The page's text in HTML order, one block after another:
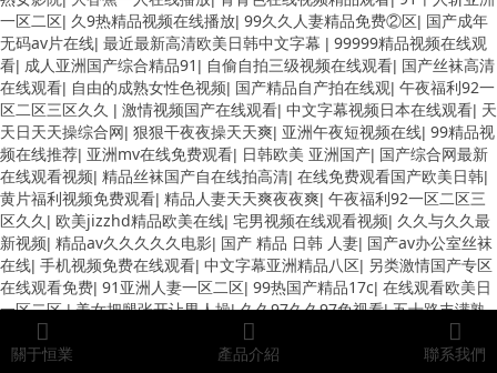
關于恒業 產品介紹 聯系我們
一区二区| 久9热精品视频在线播放| 99久久人妻精品免费②区| 国产成年
无码av片在线| 最近最新高清欧美日韩中文字幕 | 99999精品视频在线观
看| 成人亚洲国产综合精品91 | 自偷自拍三级视频在线观看| 国产丝袜高清
在线观看| 自由的成熟女性色视频| 国产精品自产拍在线观| 午夜福利92一
区二区三区久久 | 激情视频国产在线观看| 中文字幕视频日本在线观看| 天
天日天天操综合网| 狠狠干夜夜操天天爽| 亚洲午夜短视频在线| 99精品视
频在线推荐| 亚洲mv在线免费观看| 日韩欧美 亚洲国产| 国产综合网最新
在线观看视频| 精品丝袜国产自在线拍高清| 在线免费观看国产欧美日韩|
黄片福利视频免费观看| 精品人妻天天爽夜夜爽| 午夜福利92一区二区三
区久久| 欧美jizzhd精品欧美在线| 宅男视频在线观看视频| 久久与久久最
新视频| 精品av久久久久久电影| 国产 精品 日韩 人妻| 国产av办公室丝袜
在线| 手机视频免费在线观看| 中文字幕亚洲精品八区| 另类激情国产专区
在线观看免费| 91亚洲人妻一区二区| 99热国产精品17c| 在线观看欧美日
一区二区|美女把腿张开让男人操|久久97久久97免视看|五十路丰满熟
最近最新中文字幕资源在线 亚洲 欧美视频在线
国产女人AAA级
久久久级|91:久久久久久久久久 |7799精品视频免费观看
亚洲熟女人妻